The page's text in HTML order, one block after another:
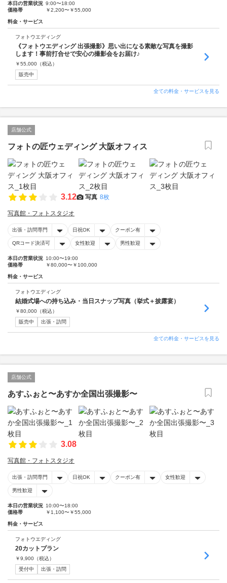
本日の営業状況 9:00〜18:00
価格帯
￥2,200〜￥55,000
料金・サービス
フォトウエディング
《フォトウエディング 出張撮影》思い出になる素敵な写真を撮影
します！事前打合せで安心の撮影会をお届け♪
￥55,000 （税込）
販売中
全ての料金・サービスを見る
店舗公式
フォトの匠ウェディング 大阪オフィス
3.12 写真 8枚
写真館・フォトスタジオ
出張・訪問専門 日祝OK クーポン有
QRコード決済可 女性歓迎 男性歓迎
本日の営業状況 10:00〜19:00
価格帯
￥80,000〜￥100,000
料金・サービス
フォトウエディング
結婚式場への持ち込み・当日スナップ写真（挙式＋披露宴）
￥80,000 （税込）
販売中
出張・訪問
全ての料金・サービスを見る
店舗公式
あすふぉと〜あすか全国出張撮影〜
3.08
写真館・フォトスタジオ
出張・訪問専門 日祝OK クーポン有 女性歓迎
男性歓迎
本日の営業状況 10:00〜18:00
価格帯
￥1,100〜￥55,000
料金・サービス
フォトウエディング
20カットプラン
￥9,900 （税込）
受付中
出張・訪問